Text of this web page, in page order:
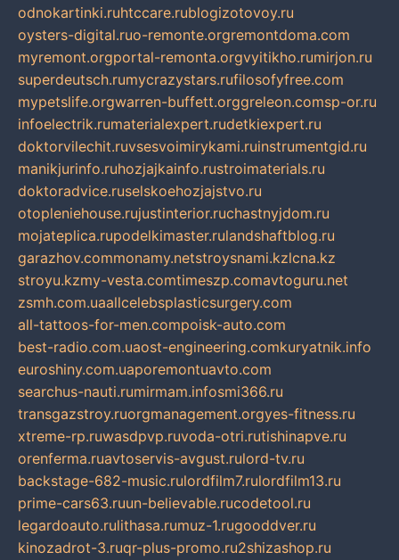
odnokartinki.ruhtccare.rublogizotovoy.ru
oysters-digital.ruo-remonte.orgremontdoma.com
myremont.orgportal-remonta.orgvyitikho.rumirjon.ru
superdeutsch.rumycrazystars.rufilosofyfree.com
mypetslife.orgwarren-buffett.orggreleon.comsp-or.ru
infoelectrik.rumaterialexpert.rudetkiexpert.ru
doktorvilechit.ruvsesvoimirykami.ruinstrumentgid.ru
manikjurinfo.ruhozjajkainfo.rustroimaterials.ru
doktoradvice.ruselskoehozjajstvo.ru
otopleniehouse.rujustinterior.ruchastnyjdom.ru
mojateplica.rupodelkimaster.rulandshaftblog.ru
garazhov.commonamy.netstroysnami.kzlcna.kz
stroyu.kzmy-vesta.comtimeszp.comavtoguru.net
zsmh.com.uaallcelebsplasticsurgery.com
all-tattoos-for-men.compoisk-auto.com
best-radio.com.uaost-engineering.comkuryatnik.info
euroshiny.com.uaporemontuavto.com
searchus-nauti.rumirmam.infosmi366.ru
transgazstroy.ruorgmanagement.orgyes-fitness.ru
xtreme-rp.ruwasdpvp.ruvoda-otri.rutishinapve.ru
orenferma.ruavtoservis-avgust.rulord-tv.ru
backstage-682-music.rulordfilm7.rulordfilm13.ru
prime-cars63.ruun-believable.rucodetool.ru
legardoauto.rulithasa.rumuz-1.rugooddver.ru
kinozadrot-3.ruqr-plus-promo.ru2shizashop.ru